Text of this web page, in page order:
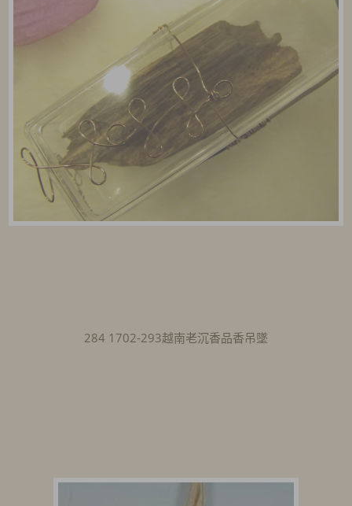
284 1702-293越南老沉香品香吊墜